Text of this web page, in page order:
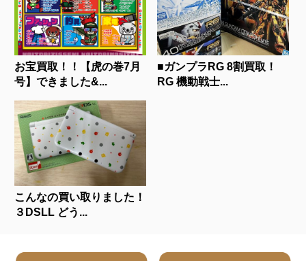
お宝買取！！【虎の巻7月
号】できました&...
■ガンプラRG 8割買取！
RG 機動戦士...
こんなの買い取りました！
３DSLL どう...